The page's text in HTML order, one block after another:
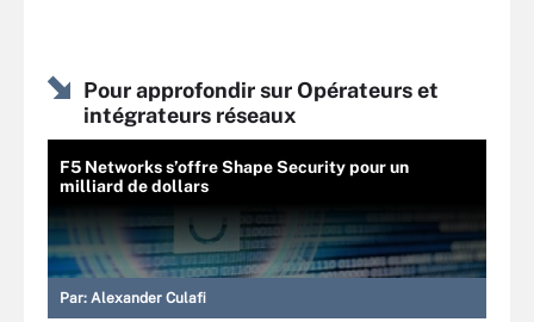
Pour approfondir sur Opérateurs et
intégrateurs réseaux
F5 Networks s’offre Shape Security pour un
milliard de dollars
Par: Alexander Culafi